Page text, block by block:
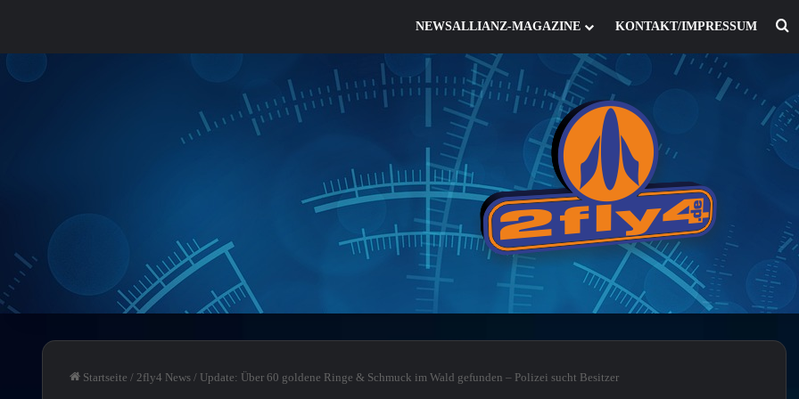
NEWSALLIANZ-MAGAZINE KONTAKT/IMPRESSUM
Startseite / 2fly4 News / Update: Über 60 goldene Ringe & Schmuck im Wald gefunden – Polizei sucht Besitzer